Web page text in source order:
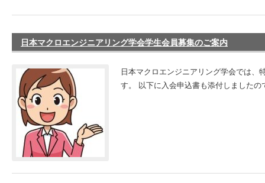
日本マクロエンジニアリング学会学生会員募集のご案内
日本マクロエンジニアリング学会では
す。 以下に入会申込書も添付しました